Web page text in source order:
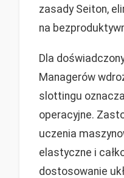
zasady Seiton,
na
Dla
Managerów
slottingu
operacyjne.
uczenia
elastyczne i
dostosowanie